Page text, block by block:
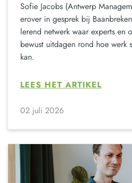
Sofie Jacobs (Antwerp
erover in gesprek bij
lerend netwerk waar experts en
bewust uitdagen rond hoe werk
kan.
LEES HET ARTIKEL
02 juli 2026